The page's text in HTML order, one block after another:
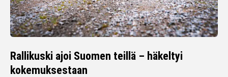
Rallikuski ajoi Suomen teillä – häkeltyi
kokemuksestaan